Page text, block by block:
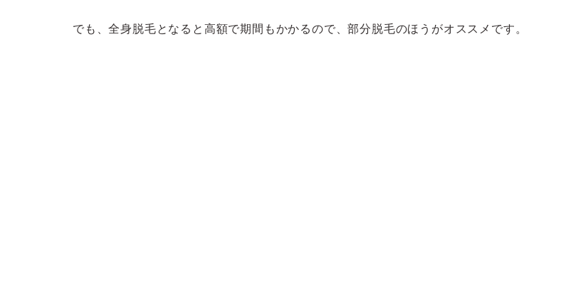
でも、全身脱毛となると高額で期間もかかるので、部分脱毛のほうがオススメです。